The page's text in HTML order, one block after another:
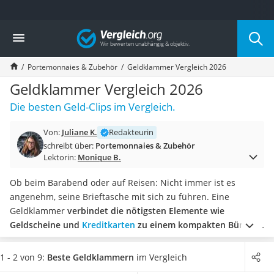
Die beliebtesten Vergleiche nach Kategorie
Mode
Boxershorts
Cellulite-Leggings
Herrensocken
Polarisierte Sonnenbrille
Hausschuhe Herren
Suunto-Uhr
Überzieh-Sonnenbrille
Sneaker Herren
Geldbörse Herren
Knirps-Regenschirm
Periodenunterwäsche
RFID-Schutzkarte
Motorradbrillen
Vergleich
Portemonnaies & Zubehör Geldklammer Vergleich 2026
Geldklammer Vergleich 2026
Die besten Geld-Clips im Vergleich.
Von: Juliane K.
Redakteurin
schreibt über: Portemonnaies & Zubehör
Lektorin: Monique B.
Ob beim Barabend oder auf Reisen: Nicht immer ist es
angenehm, seine Brieftasche mit sich zu führen. Eine
Geldklammer verbindet die nötigsten Elemente wie
Geldscheine und Kreditkarten zu einem kompakten Bündel
welches in jede Hosentasche passt. Diverse Online-Tests
zeigen zudem, dass die Klammern auch vor Diebstahl
1 - 2 von 9: Beste Geldklammern im Vergleich